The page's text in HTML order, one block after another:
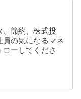
、節約、株式投
員の気になるマネ
ーしてくださ